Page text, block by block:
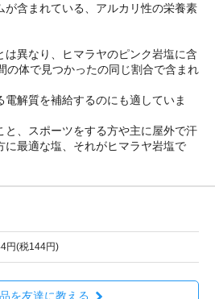
が含まれている、アルカリ性の栄養素
は異なり、ヒマラヤのピンク岩塩に含
の体で見つかったの同じ割合で含まれ
解質を補給するのにも適していま
と、スポーツをする方や主に屋外で汗
に最適な塩、それがヒマラヤ岩塩で
円(税144円)
を友達に教える